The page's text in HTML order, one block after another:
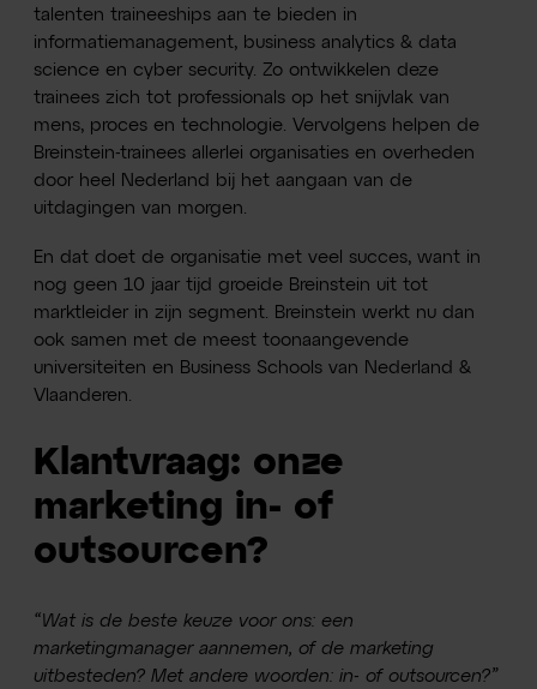
talenten traineeships aan te bieden in
informatiemanagement, business analytics & data
science en cyber security. Zo ontwikkelen deze
trainees zich tot professionals op het snijvlak van
mens, proces en technologie. Vervolgens helpen de
Breinstein-trainees allerlei organisaties en overheden
door heel Nederland bij het aangaan van de
uitdagingen van morgen.
En dat doet de organisatie met veel succes, want in
nog geen 10 jaar tijd groeide Breinstein uit tot
marktleider in zijn segment. Breinstein werkt nu dan
ook samen met de meest toonaangevende
universiteiten en Business Schools van Nederland &
Vlaanderen.
Klantvraag: onze
marketing in- of
outsourcen?
“Wat is de beste keuze voor ons: een
marketingmanager aannemen, of de marketing
uitbesteden? Met andere woorden: in- of outsourcen?”